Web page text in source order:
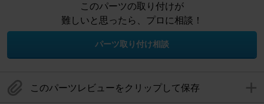
このパーツの取り付けが
難しいと思ったら、プロに相談！
パーツ取り付け相談
このパーツレビューをクリップして保存